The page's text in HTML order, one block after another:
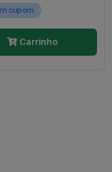
cupom
Carrinho